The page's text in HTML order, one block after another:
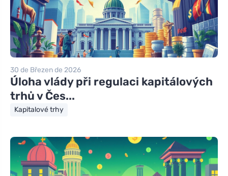
30 de Březen de 2026
Úloha vlády při regulaci kapitálových
trhů v Čes...
Kapitalové trhy